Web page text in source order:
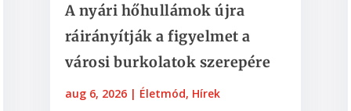
A nyári hőhullámok újra
ráirányítják a figyelmet a
városi burkolatok szerepére
aug 6, 2026| Életmód, Hírek